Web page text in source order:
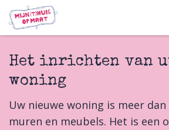
Het inrichten van
woning
Uw nieuwe woning is meer
muren en meubels. Het is een